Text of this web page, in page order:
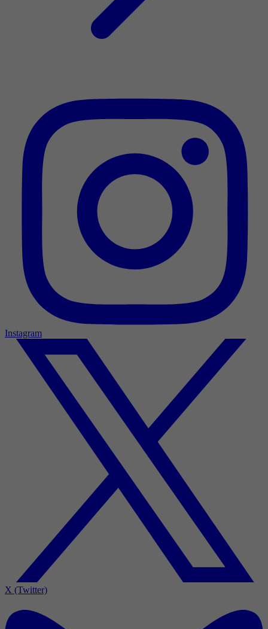
Instagram
X (Twitter)